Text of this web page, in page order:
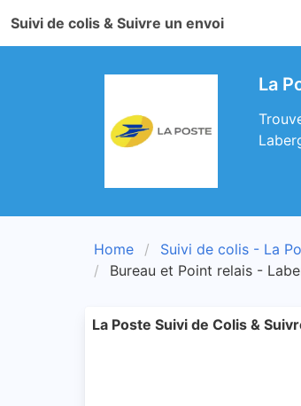
Suivi de colis & Suivre un envoi
La
Home Suivi de colis - La
Bureau et Point relais -
La Poste Suivi de Colis &